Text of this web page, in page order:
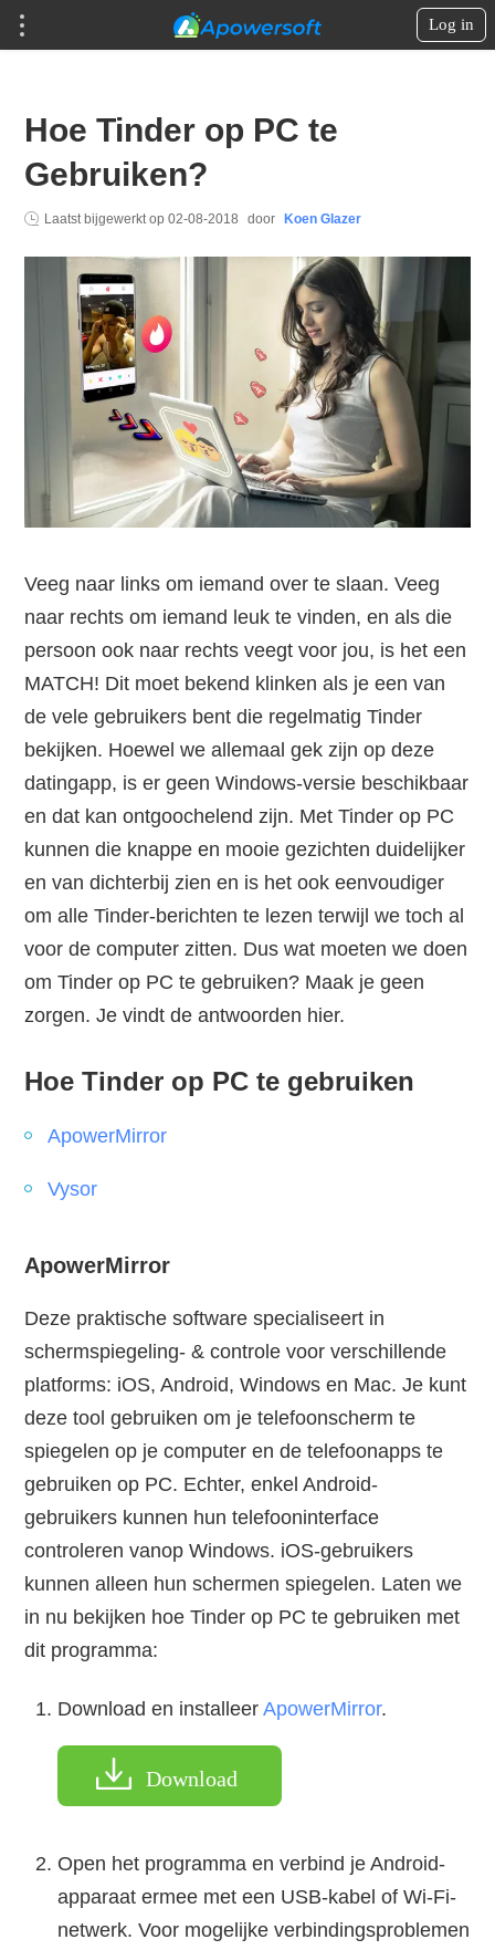
Log in
Hoe Tinder op PC te
Gebruiken?
Laatst bijgewerkt op02-08-2018 door Koen Glazer
Veeg naar links om iemand over te slaan. Veeg
naar rechts om iemand leuk te vinden, en als die
persoon ook naar rechts veegt voor jou, is het een
MATCH! Dit moet bekend klinken als je een van
de vele gebruikers bent die regelmatig Tinder
bekijken. Hoewel we allemaal gek zijn op deze
datingapp, is er geen Windows-versie beschikbaar
en dat kan ontgoochelend zijn. Met Tinder op PC
kunnen die knappe en mooie gezichten duidelijker
en van dichterbij zien en is het ook eenvoudiger
om alle Tinder-berichten te lezen terwijl we toch al
voor de computer zitten. Dus wat moeten we doen
om Tinder op PC te gebruiken? Maak je geen
zorgen. Je vindt de antwoorden hier.
Hoe Tinder op PC te gebruiken
ApowerMirror
Vysor
ApowerMirror
Deze praktische software specialiseert in
schermspiegeling- & controle voor verschillende
platforms: iOS, Android, Windows en Mac. Je kunt
deze tool gebruiken om je telefoonscherm te
spiegelen op je computer en de telefoonapps te
gebruiken op PC. Echter, enkel Android-
gebruikers kunnen hun telefooninterface
controleren vanop Windows. iOS-gebruikers
kunnen alleen hun schermen spiegelen. Laten we
in nu bekijken hoe Tinder op PC te gebruiken met
dit programma:
Download en installeerApowerMirror.
Download
Open het programma en verbind je Android-
apparaat ermee met een USB-kabel of Wi-Fi-
netwerk. Voor mogelijke verbindingsproblemen